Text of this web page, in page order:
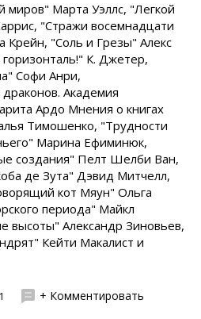
миров" Марта Уэллс, "Легкой
"Стражи восемнадцати
Крейн, "Соль и Грезы" Алекс
К. Джетер,
Софи Анри,
Академия
Ардо Мнения о книгах
Тимошенко, "Трудности
Марина Ефиминюк,
создания" Пелт Шелби Ван,
де Зута" Дэвид Митчелл,
кот Мяун" Ольга
периода" Майкл
высоты" Александр Зиновьев,
Кейти Макалист и
+ Комментировать